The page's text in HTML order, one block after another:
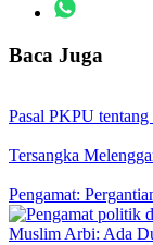
Baca Juga
Pasal PKPU
Tersangka
Pengamat:
Muslim Arbi: Ada